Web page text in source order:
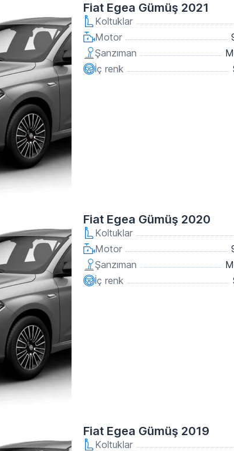
Fiat Egea Gümüş 2021
Koltuklar
Motor
Şanzıman
İç renk
Fiat Egea Gümüş 2020
Koltuklar
Motor
Şanzıman
İç renk
Fiat Egea Gümüş 2019
Koltuklar